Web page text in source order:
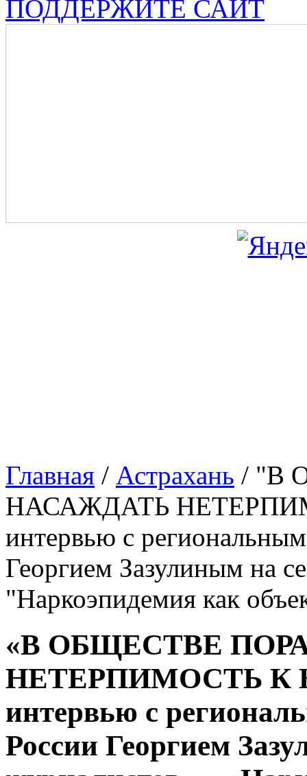
ПОДДЕРЖИТЕ САЙТ
Главная / Астрахань / "В
НАСАЖДАТЬ
интервью с
Георгием Зазулиным на
"Наркоэпидемия как
«В ОБЩЕСТВЕ
НЕТЕРПИМОСТЬ К
интервью с
России Георгием